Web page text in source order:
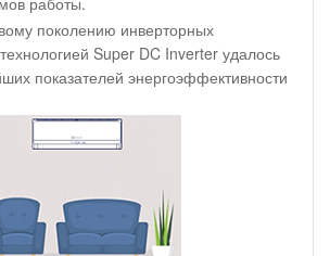
поколению инверторных
Super DC Inverter удалось
показателей энергоэффективности